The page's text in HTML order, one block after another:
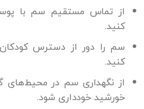
از تماس مستقیم سم با
کنید.
سم را دور از دسترس
کنید.
از نگهداری سم در
خورشید خودداری شود.